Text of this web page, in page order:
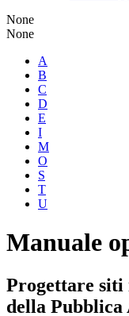
None
None
A
B
C
D
E
I
M
O
S
T
U
Manuale
Progettare
della